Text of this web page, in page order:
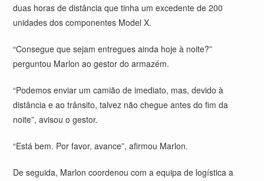
duas horas de distância que tinha um excedente de 200
unidades dos componentes Model X.
“Consegue que sejam entregues ainda hoje à noite?”
perguntou Marlon ao gestor do armazém.
“Podemos enviar um camião de imediato, mas, devido à
distância e ao trânsito, talvez não chegue antes do fim da
noite”, avisou o gestor.
“Está bem. Por favor, avance”, afirmou Marlon.
De seguida, Marlon coordenou com a equipa de logística a